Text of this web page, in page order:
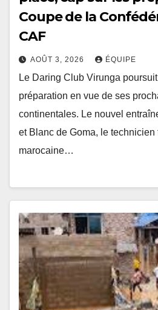
Coupe de la
CAF
AOÛT 3, 2026 ÉQUIPE
Le Daring Club Virunga
préparation en vue de ses
continentales. Le nouvel
et Blanc de Goma, le technicien
marocaine…